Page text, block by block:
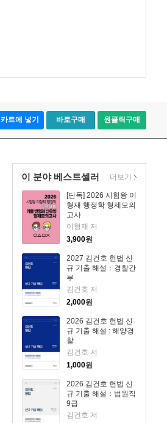
카트에 넣기 바로구매 원클릭구매
이 분야 베스트셀러
[단독] 2026 시험왕 이
형재 행정학 형제모의
고사
이형재 저
3,900원
2027 김건호 헌법 신
규 기출 해설：경찰간
부
김건호 저
2,000원
2026 김건호 헌법 신
규 기출 해설 : 해양경
찰
김건호 저
1,000원
2026 김건호 헌법 신
규 기출 해설：법원직
9급
김건호 저
더보기